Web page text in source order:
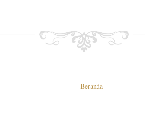
Beranda